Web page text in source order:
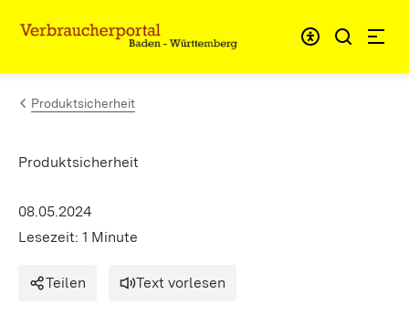
Zum Inhalt springen
Link zur Startseite
Produktsicherheit
Produktsicherheit
08.05.2024
Lesezeit: 1 Minute
Teilen Text vorlesen